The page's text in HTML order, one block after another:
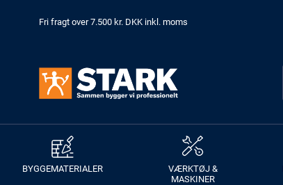
Fri fragt over 7.500 kr. DKK inkl. moms
BYGGEMATERIALER
VÆRKTØJ &
MASKINER